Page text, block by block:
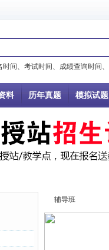
时间 、 考试时间 、 成绩查询时间 、
料 历年真题 模拟试题
辅导班